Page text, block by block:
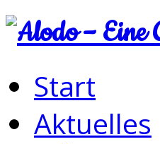
Start
Aktuelles